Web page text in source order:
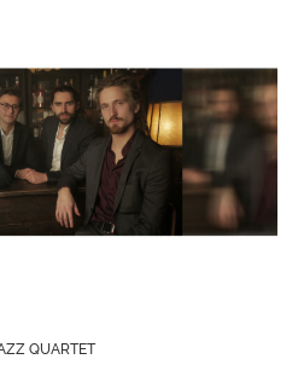
QUARTET